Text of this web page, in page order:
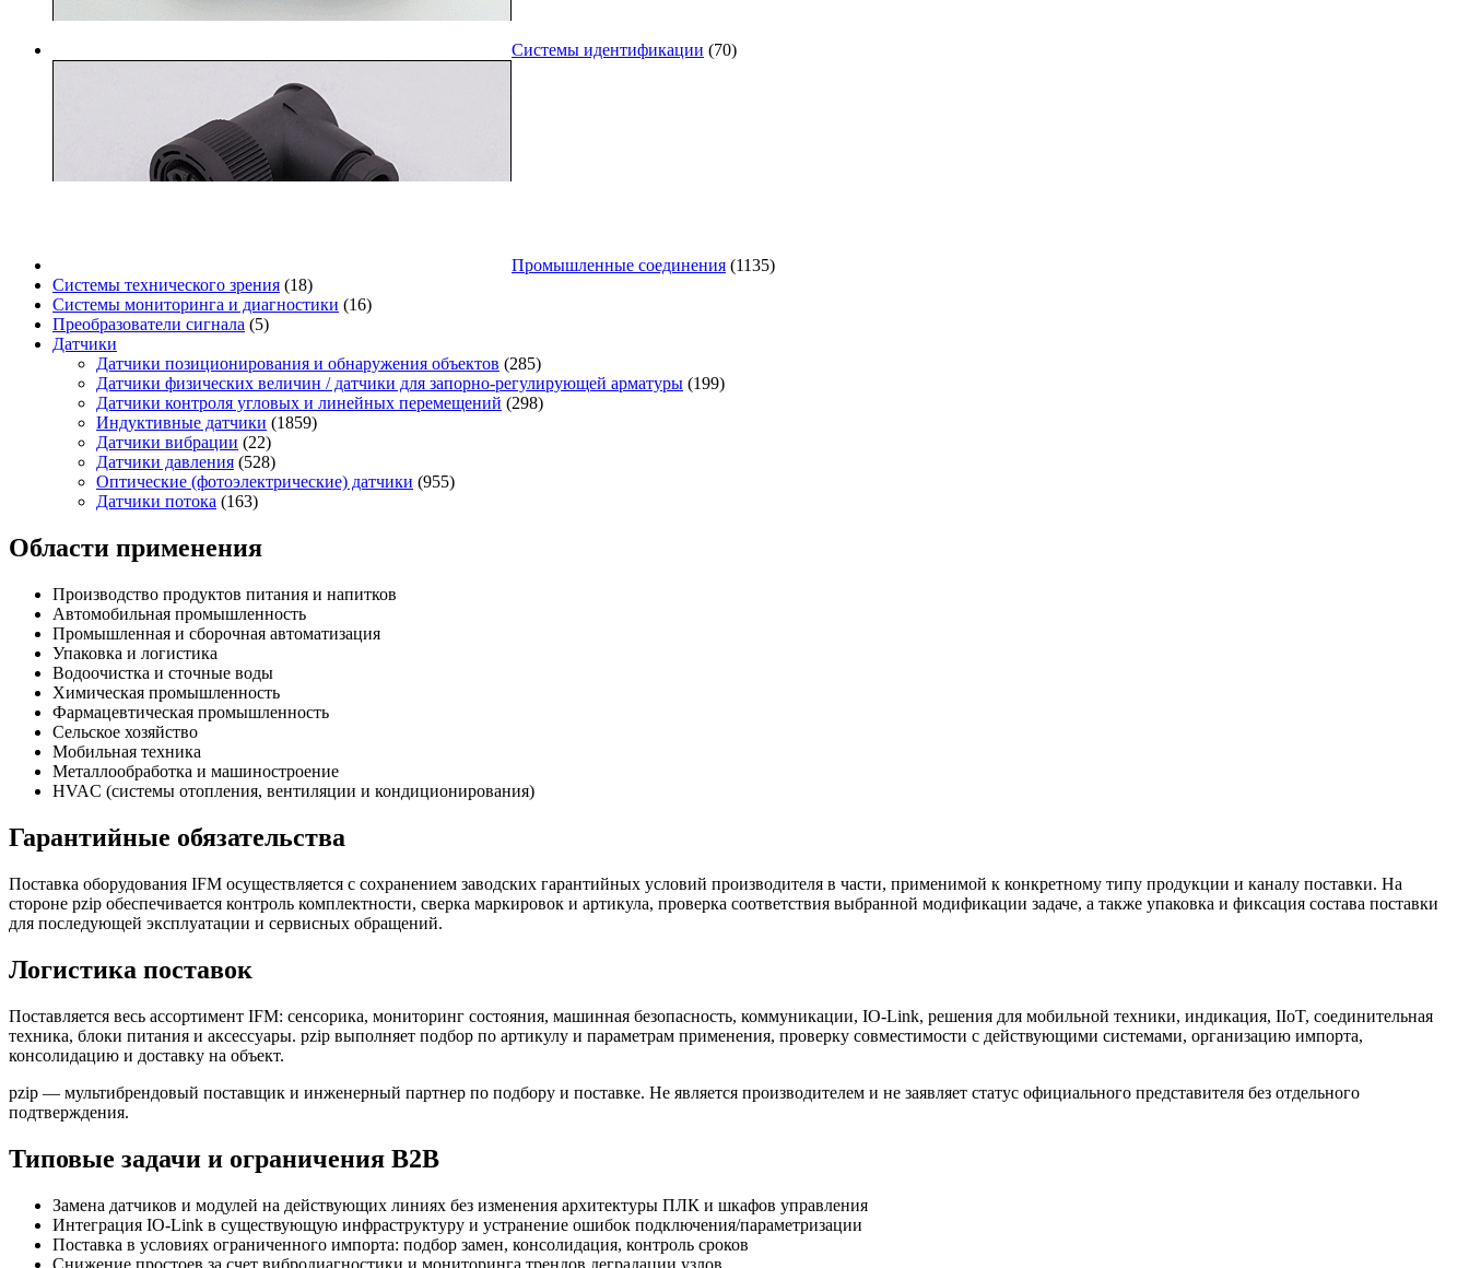
Системы идентификации (70)
Промышленные соединения (1135)
Системы технического зрения (18)
Системы мониторинга и диагностики (16)
Преобразователи сигнала (5)
Датчики
Датчики позиционирования и обнаружения объектов (285)
Датчики физических величин / датчики для запорно-регулирующей арматуры (199)
Датчики контроля угловых и линейных перемещений (298)
Индуктивные датчики (1859)
Датчики вибрации (22)
Датчики давления (528)
Оптические (фотоэлектрические) датчики (955)
Датчики потока (163)
Области применения
Производство продуктов питания и напитков
Автомобильная промышленность
Промышленная и сборочная автоматизация
Упаковка и логистика
Водоочистка и сточные воды
Химическая промышленность
Фармацевтическая промышленность
Сельское хозяйство
Мобильная техника
Металлообработка и машиностроение
HVAC (системы отопления, вентиляции и кондиционирования)
Гарантийные обязательства
Поставка оборудования IFM осуществляется с сохранением заводских гарантийных условий производителя в части, применимой к конкретному типу продукции и каналу поставки. На
стороне pzip обеспечивается контроль комплектности, сверка маркировок и артикула, проверка соответствия выбранной модификации задаче, а также упаковка и фиксация состава поставки
для последующей эксплуатации и сервисных обращений.
Логистика поставок
Поставляется весь ассортимент IFM: сенсорика, мониторинг состояния, машинная безопасность, коммуникации, IO-Link, решения для мобильной техники, индикация, IIoT, соединительная
техника, блоки питания и аксессуары. pzip выполняет подбор по артикулу и параметрам применения, проверку совместимости с действующими системами, организацию импорта,
консолидацию и доставку на объект.
pzip — мультибрендовый поставщик и инженерный партнер по подбору и поставке. Не является производителем и не заявляет статус официального представителя без отдельного
подтверждения.
Типовые задачи и ограничения B2B
Замена датчиков и модулей на действующих линиях без изменения архитектуры ПЛК и шкафов управления
Интеграция IO-Link в существующую инфраструктуру и устранение ошибок подключения/параметризации
Поставка в условиях ограниченного импорта: подбор замен, консолидация, контроль сроков
Снижение простоев за счет вибродиагностики и мониторинга трендов деградации узлов